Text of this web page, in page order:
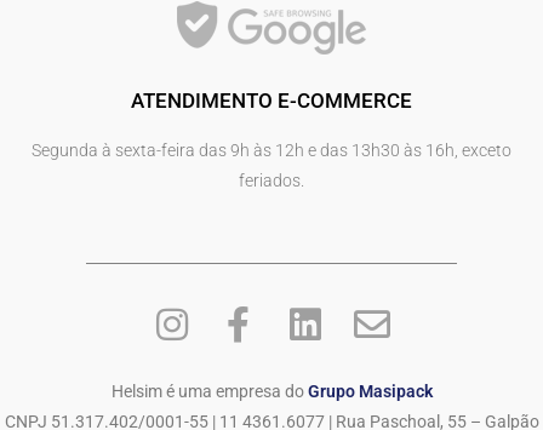
ATENDIMENTO E-COMMERCE
Segunda à sexta-feira das 9h às 12h e das 13h30 às 16h, exceto
feriados.
Helsim é uma empresa doGrupo Masipack
CNPJ 51.317.402/0001-55 | 11 4361.6077 | Rua Paschoal, 55 – Galpão